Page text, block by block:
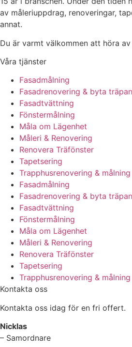
av måleriuppdrag, renoveringar,
annat.
Du är varmt välkommen att höra
Våra tjänster
Fasadmålning
Fasadrenovering & byta
Fasadtvättning
Fönstermålning
Måla om Lägenhet
Måleri & Renovering
Renovera Träfönster
Tapetsering
Trapphusrenovering & målning
Fasadmålning
Fasadrenovering & byta
Fasadtvättning
Fönstermålning
Måla om Lägenhet
Måleri & Renovering
Renovera Träfönster
Tapetsering
Trapphusrenovering & målning
Kontakta oss
Kontakta oss idag för en fri offert.
Nicklas
– Samordnare